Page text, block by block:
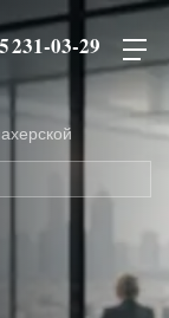
231-03-29